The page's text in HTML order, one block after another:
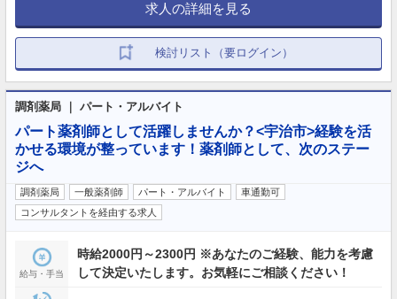
求人の詳細を見る
検討リスト（要ログイン）
調剤薬局 ｜ パート・アルバイト
パート薬剤師として活躍しませんか？<宇治市>経験を活
かせる環境が整っています！薬剤師として、次のステー
ジへ
調剤薬局 一般薬剤師 パート・アルバイト
車通勤可
コンサルタントを経由する求人
給与・手当
時給2000円～2300円 ※あなたのご経験、能力を考慮
して決定いたします。お気軽にご相談ください！